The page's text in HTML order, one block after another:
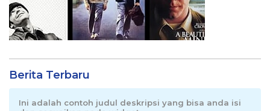
Berita Terbaru
Ini adalah contoh judul deskripsi yang bisa anda isi